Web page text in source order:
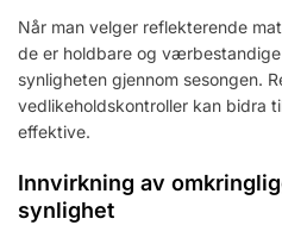
Når man velger reflekterende
de er holdbare og
synligheten gjennom sesongen.
vedlikeholdskontroller kan bidra
effektive.
Innvirkning av
synlighet